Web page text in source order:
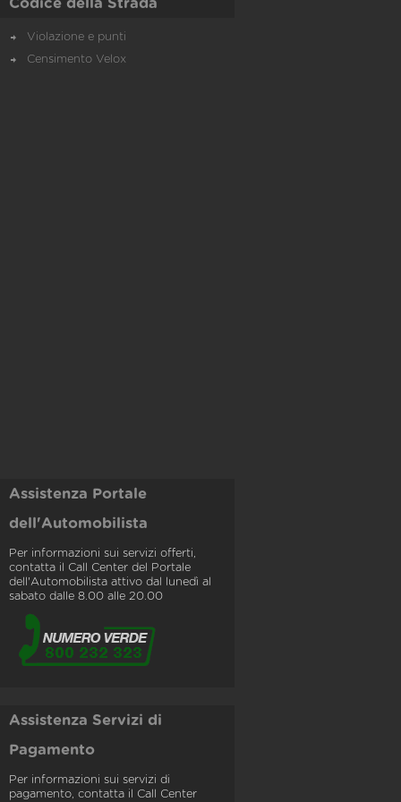
Codice della Strada
Violazione e punti
Censimento Velox
Assistenza Portale
dell'Automobilista
Per informazioni sui servizi offerti,
contatta il Call Center del Portale
dell'Automobilista attivo dal lunedì al
sabato dalle 8.00 alle 20.00
Assistenza Servizi di
Pagamento
Per informazioni sui servizi di
pagamento, contatta il Call Center